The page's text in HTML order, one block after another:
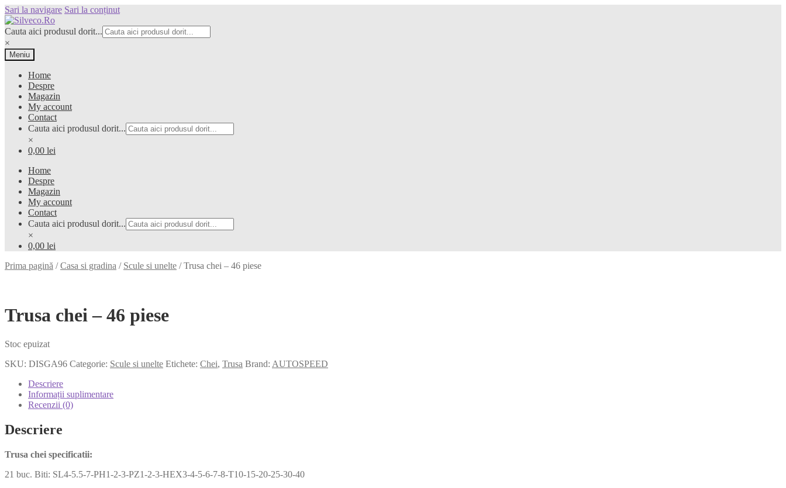
Sari la navigare Sari la conținut
Cauta aici produsul dorit...
×
Meniu
Home
Despre
Magazin
My account
Contact
Cauta aici produsul dorit...
×
0,00 lei
Home
Despre
Magazin
My account
Contact
Cauta aici produsul dorit...
×
0,00 lei
Prima pagină /Casa si gradina / Scule si unelte /Trusa chei – 46 piese
Trusa chei – 46 piese
Stoc epuizat
SKU: DISGA96 Categorie: Scule si unelte Etichete: Chei, Trusa Brand: AUTOSPEED
Descriere
Informații suplimentare
Recenzii (0)
Descriere
Trusa chei specificatii:
21 buc. Biti: SL4-5.5-7-PH1-2-3-PZ1-2-3-HEX3-4-5-6-7-8-T10-15-20-25-30-40